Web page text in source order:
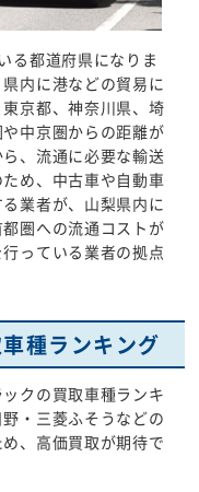
る都道府県になりま
内に港などの貿易に
京都、神奈川県、埼
中京圏からの距離が
、流通に必要な輸送
め、中古車や自動車
業者が、山梨県内に
圏への流通コストが
っている業者の拠点
種ランキング
クの買取車種ランキ
・三菱ふそうなどの
、高価買取が期待で